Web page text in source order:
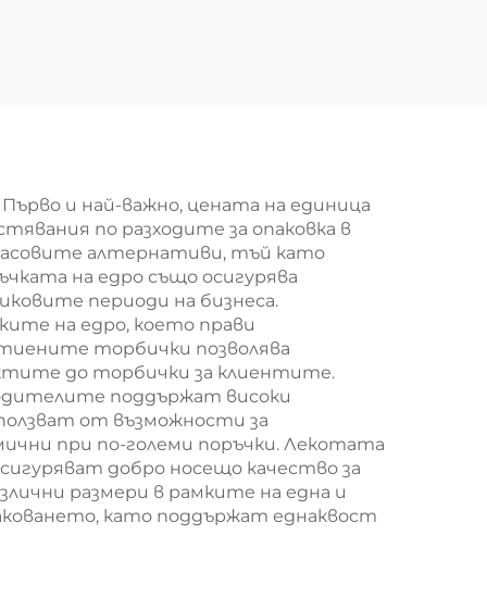
за
екранна печат за
Нова година/
Кристемас,
пластмасова
упаковка за
хранителни
продукти и
занаятчии
и най-важно, цената на единица
по разходите за опаковка в
алтернативи, тъй като
на едро също осигурява
периоди на бизнеса.
на едро, което прави
торбички позволява
до торбички за клиентите.
поддържат високи
от възможности за
при по-големи поръчки. Лекотата
добро носещо качество за
размери в рамките на една и
като поддържат еднаквост